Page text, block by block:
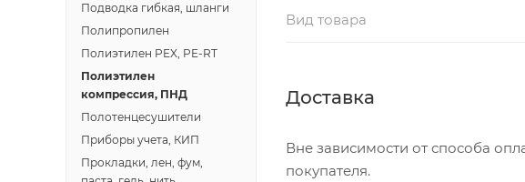
Вид товара
Доставка
Вне зависимости от способа
покупателя.
Подводка гибкая, шланги
Полипропилен
Полиэтилен PEX, PE-RT
Полиэтилен
компрессия, ПНД
Полотенцесушители
Приборы учета, КИП
Прокладки, лен, фум,